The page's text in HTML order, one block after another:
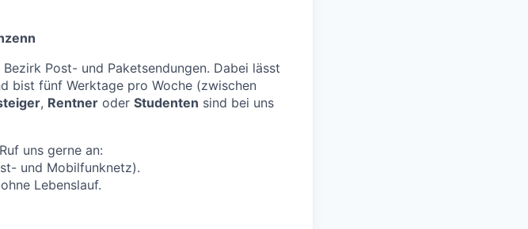
Post- und Paketsendungen. Dabei lässt
bist fünf Werktage pro Woche (zwischen
, Rentner oder Studenten sind bei uns
uns gerne an:
und Mobilfunknetz).
Lebenslauf.